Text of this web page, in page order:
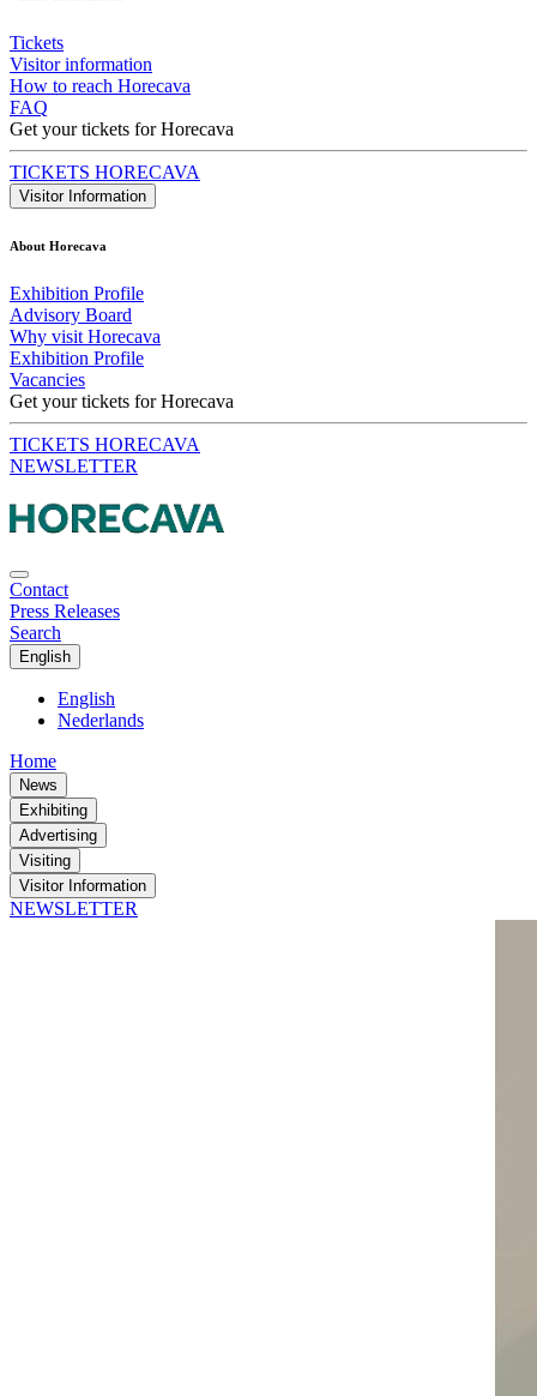
Tickets
Visitor information
How to reach Horecava
FAQ
Get your tickets for Horecava
TICKETS HORECAVA
Visitor Information
About Horecava
Exhibition Profile
Advisory Board
Why visit Horecava
Exhibition Profile
Vacancies
Get your tickets for Horecava
TICKETS HORECAVA
NEWSLETTER
Contact
Press Releases
Search
English
English
Nederlands
Home
News
Exhibiting
Advertising
Visiting
Visitor Information
NEWSLETTER